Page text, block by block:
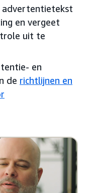
en vergeet
uit te
en
de richtlijnen en